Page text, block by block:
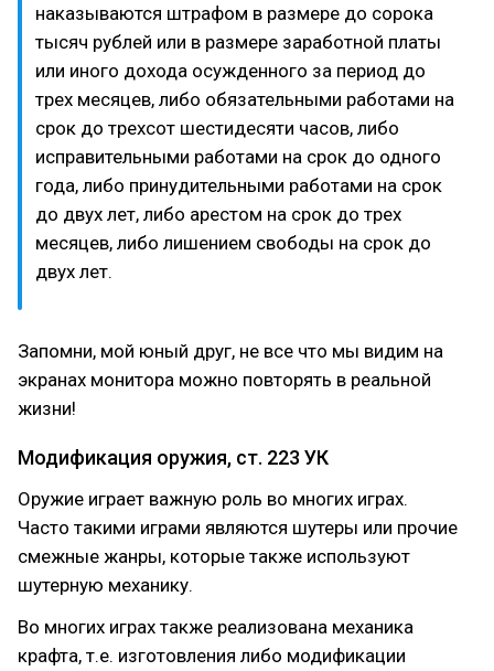
наказываются штрафом в размере до сорока
тысяч рублей или в размере заработной платы
или иного дохода осужденного за период до
трех месяцев, либо обязательными работами на
срок до трехсот шестидесяти часов, либо
исправительными работами на срок до одного
года, либо принудительными работами на срок
до двух лет, либо арестом на срок до трех
месяцев, либо лишением свободы на срок до
двух лет.
Запомни, мой юный друг, не все что мы видим на
экранах монитора можно повторять в реальной
жизни!
Модификация оружия, ст. 223 УК
Оружие играет важную роль во многих играх.
Часто такими играми являются шутеры или прочие
смежные жанры, которые также используют
шутерную механику.
Во многих играх также реализована механика
крафта, т.е. изготовления либо модификации